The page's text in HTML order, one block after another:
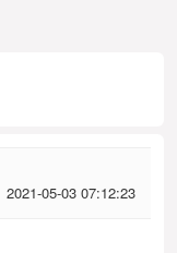
2021-05-03 07:12:23